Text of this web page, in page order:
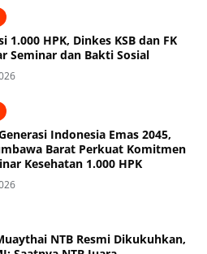
1.000 HPK, Dinkes KSB dan FK
Seminar dan Bakti Sosial
Indonesia Emas 2045,
Barat Perkuat Komitmen
Kesehatan 1.000 HPK
NTB Resmi Dikukuhkan,